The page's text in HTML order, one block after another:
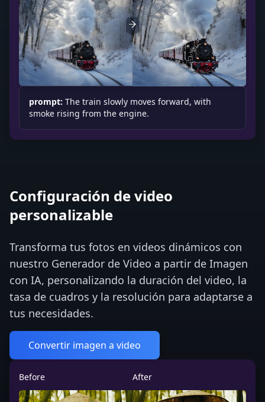
prompt: The train slowly moves forward, with
smoke rising from the engine.
Configuración de video
personalizable
Transforma tus fotos en videos dinámicos con
nuestro Generador de Video a partir de Imagen
con IA, personalizando la duración del video, la
tasa de cuadros y la resolución para adaptarse a
tus necesidades.
Convertir imagen a video
Before After